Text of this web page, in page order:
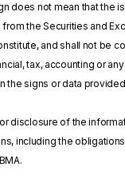
not mean that the
the Securities and
and shall not be
tax, accounting or
signs or data
disclosure of the
including the